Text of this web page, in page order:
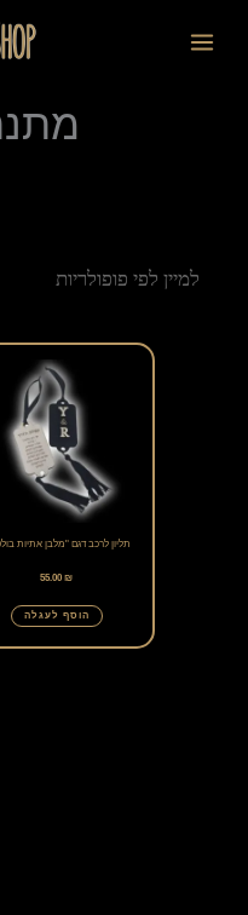
לתוכן
תליון לרכב דגם "מלבן אתיות
55.00₪
הוסף לעגלה